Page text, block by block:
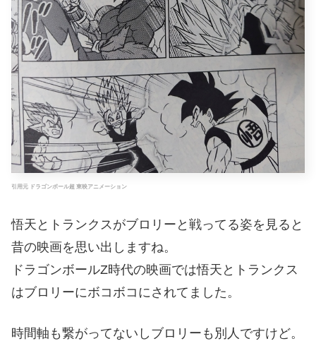
引用元 ドラゴンボール超 東映アニメーション
悟天とトランクスがブロリーと戦ってる姿を見ると
昔の映画を思い出しますね。
ドラゴンボールZ時代の映画では悟天とトランクス
はブロリーにボコボコにされてました。
時間軸も繋がってないしブロリーも別人ですけど。